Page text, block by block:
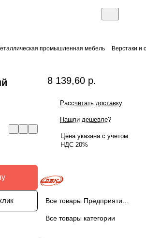
промышленная мебель Верстаки и
8 139,60 р.
Рассчитать доставку
Нашли дешевле?
Цена указана с учетом
НДС 20%
Все товары категории